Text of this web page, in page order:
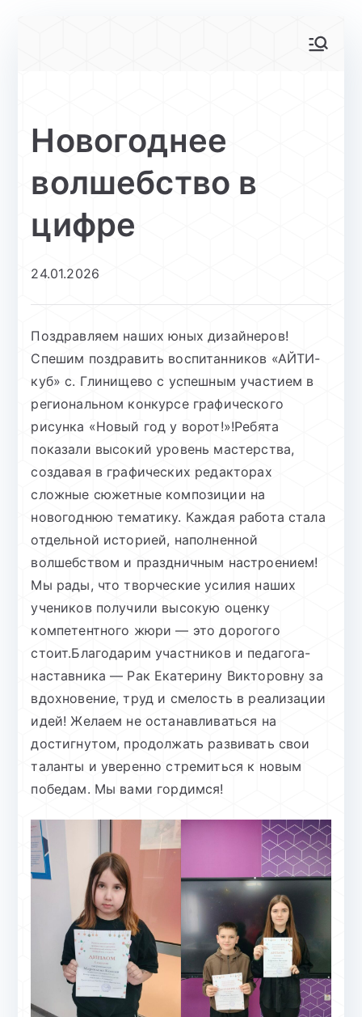
Новогоднее
волшебство в
цифре
24.01.2026
Поздравляем наших юных дизайнеров!
Спешим поздравить воспитанников «АЙТИ-
куб» с. Глинищево с успешным участием в
региональном конкурсе графического
рисунка «Новый год у ворот!»!Ребята
показали высокий уровень мастерства,
создавая в графических редакторах
сложные сюжетные композиции на
новогоднюю тематику. Каждая работа стала
отдельной историей, наполненной
волшебством и праздничным настроением!
Мы рады, что творческие усилия наших
учеников получили высокую оценку
компетентного жюри — это дорогого
стоит.Благодарим участников и педагога-
наставника — Рак Екатерину Викторовну за
вдохновение, труд и смелость в реализации
идей! Желаем не останавливаться на
достигнутом, продолжать развивать свои
таланты и уверенно стремиться к новым
победам. Мы вами гордимся!